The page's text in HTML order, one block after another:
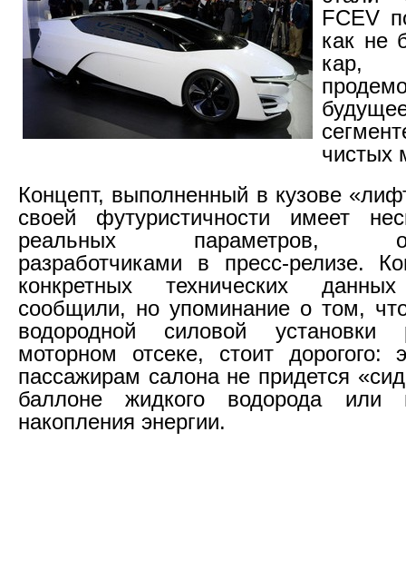
FCEV
как не
кар,
чистых
Концепт, выполненный в кузове
своей футуристичности имеет
реальных параметров,
разработчиками в пресс-релизе.
конкретных технических
сообщили, но упоминание о том,
водородной силовой
моторном отсеке, стоит дорогого:
пассажирам салона не придется
баллоне жидкого водорода или
накопления энергии.